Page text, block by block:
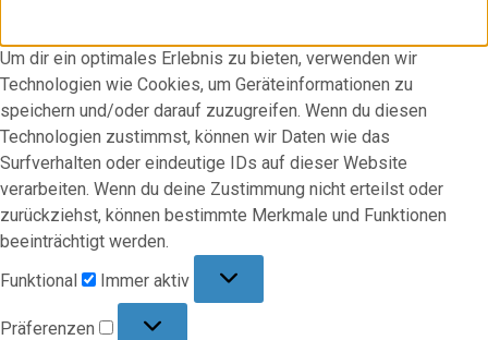
Um dir ein optimales Erlebnis zu bieten, verwenden wir
Technologien wie Cookies, um Geräteinformationen zu
speichern und/oder darauf zuzugreifen. Wenn du diesen
Technologien zustimmst, können wir Daten wie das
Surfverhalten oder eindeutige IDs auf dieser Website
verarbeiten. Wenn du deine Zustimmung nicht erteilst oder
zurückziehst, können bestimmte Merkmale und Funktionen
beeinträchtigt werden.
Funktional
Immer aktiv
Präferenzen